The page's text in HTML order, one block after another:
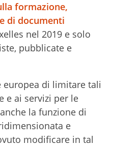
formazione,
di documenti
nel 2019 e solo
pubblicate e
europea di limitare tali
e ai servizi per le
la funzione di
e
modificare in tal